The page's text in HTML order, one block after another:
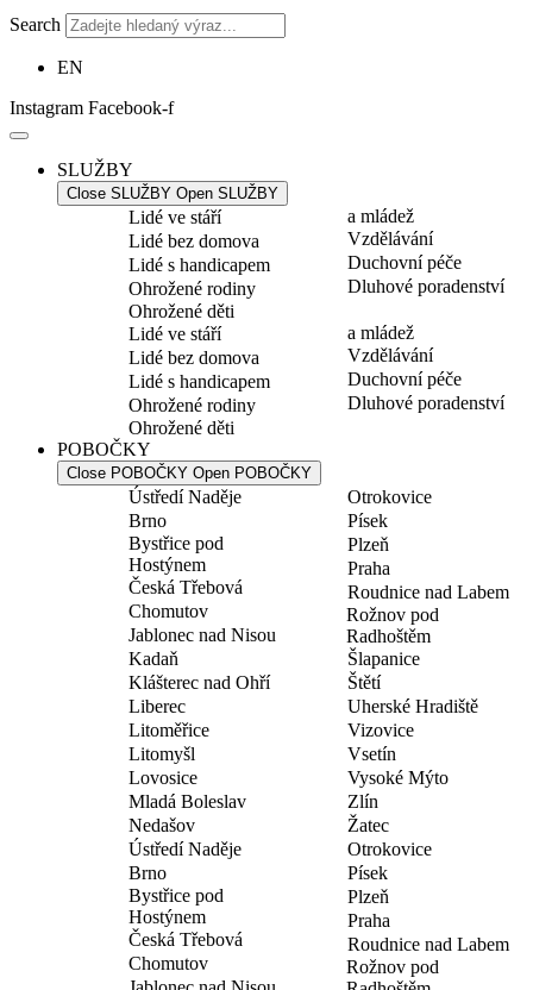
Search
EN
Instagram Facebook-f
SLUŽBY
Close SLUŽBY Open SLUŽBY
Lidé ve stáří
Lidé bez domova
Lidé s handicapem
Ohrožené rodiny
Ohrožené děti
a mládež
Vzdělávání
Duchovní péče
Dluhové poradenství
Lidé ve stáří
Lidé bez domova
Lidé s handicapem
Ohrožené rodiny
Ohrožené děti
a mládež
Vzdělávání
Duchovní péče
Dluhové poradenství
POBOČKY
Close POBOČKY Open POBOČKY
Ústředí Naděje
Brno
Bystřice pod
Hostýnem
Česká Třebová
Chomutov
Jablonec nad Nisou
Kadaň
Klášterec nad Ohří
Liberec
Litoměřice
Litomyšl
Lovosice
Mladá Boleslav
Nedašov
Otrokovice
Písek
Plzeň
Praha
Roudnice nad Labem
Rožnov pod
Radhoštěm
Šlapanice
Štětí
Uherské Hradiště
Vizovice
Vsetín
Vysoké Mýto
Zlín
Žatec
Ústředí Naděje
Brno
Bystřice pod
Hostýnem
Česká Třebová
Chomutov
Otrokovice
Písek
Plzeň
Praha
Roudnice nad Labem
Rožnov pod